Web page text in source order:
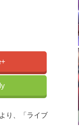
り、「ライブ